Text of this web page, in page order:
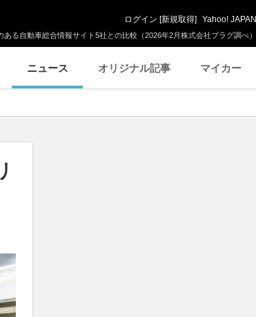
る自動車総合情報サイト5社との比較（2026年2月株式会社プラグ調べ）
ログイン [新規取得] Yahoo! JAPAN
ニュース オリジナル記事 マイカー